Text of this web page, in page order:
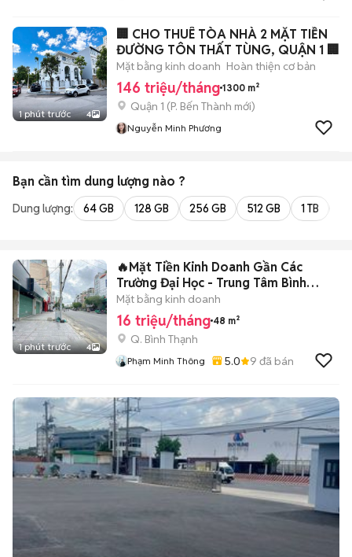
1 phút trước 4
🏢 CHO THUÊ TÒA NHÀ 2 MẶT TIỀN
ĐƯỜNG TÔN THẤT TÙNG, QUẬN 1 🏢
Mặt bằng kinh doanh Hoàn thiện cơ bản
146 triệu/tháng 1300 m²
Quận 1 (P. Bến Thành mới)
Nguyễn Minh Phương
Bạn cần tìm dung lượng nào ?
Dung lượng: 64 GB 128 GB 256 GB 512 GB 1 TB
1 phút trước 4
🔥Mặt Tiền Kinh Doanh Gần Các
Trường Đại Học - Trung Tâm Bình
Thạnh
Mặt bằng kinh doanh
16 triệu/tháng 48 m²
Q. Bình Thạnh
Phạm Minh Thông 5.0 9 đã bán